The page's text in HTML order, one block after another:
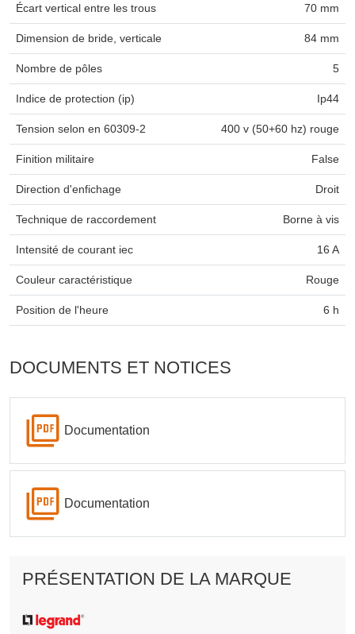
Écart vertical entre les trous 70 mm
Dimension de bride, verticale 84 mm
Nombre de pôles 5
Indice de protection (ip) Ip44
Tension selon en 60309-2 400 v (50+60 hz) rouge
Finition militaire False
Direction d'enfichage Droit
Technique de raccordement Borne à vis
Intensité de courant iec 16 A
Couleur caractéristique Rouge
Position de l'heure 6 h
DOCUMENTS ET NOTICES
Documentation
Documentation
PRÉSENTATION DE LA MARQUE